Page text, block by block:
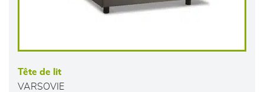
Tête de lit
VARSOVIE